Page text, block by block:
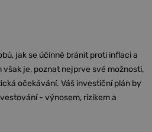
jak se účinně bránit proti inflaci a
je, poznat nejprve své možnosti,
očekávání. Váš investiční plán by
- výnosem, rizikem a